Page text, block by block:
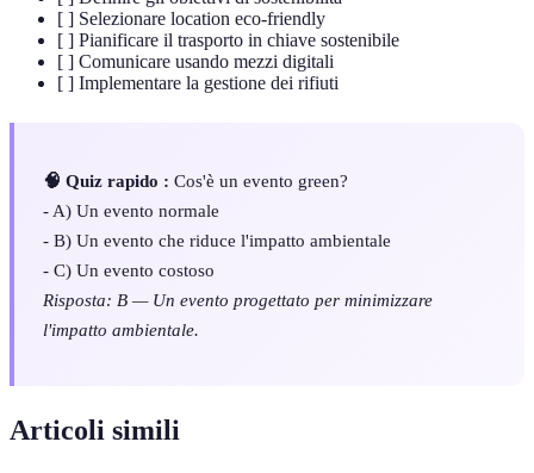
[ ] Selezionare location eco-friendly
[ ] Pianificare il trasporto in chiave sostenibile
[ ] Comunicare usando mezzi digitali
[ ] Implementare la gestione dei rifiuti
🧠 Quiz rapido : Cos'è un evento green?
- A) Un evento normale
- B) Un evento che riduce l'impatto ambientale
- C) Un evento costoso
Risposta: B — Un evento progettato per minimizzare
l'impatto ambientale.
Articoli simili